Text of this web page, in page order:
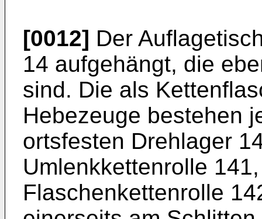
[0012] Der
14 aufgehängt, die
sind. Die als
Hebezeuge bestehen
ortsfesten Drehlager
Umlenkkettenrolle
Flaschenkettenrolle